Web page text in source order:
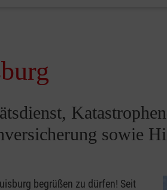
sowie
begrüßen zu dürfen! Seit